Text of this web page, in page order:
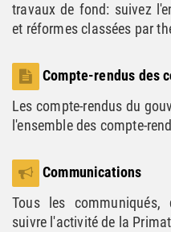
travaux de fond: suivez
et réformes classées par
Compte-rendus des
Les compte-rendus du
l'ensemble des compte-
Communications
Tous les
suivre l'activité de la